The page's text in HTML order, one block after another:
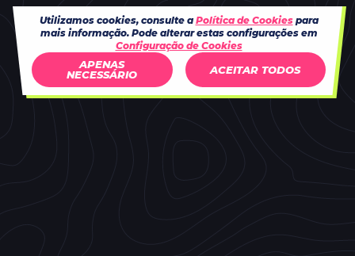
Utilizamos cookies, consulte aPolítica de Cookiespara
mais informação. Pode alterar estas configurações em
Configuração de Cookies
APENAS
NECESSÁRIO
ACEITAR TODOS